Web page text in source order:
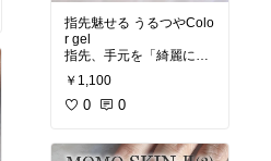
指先魅せる うるつやColo
r gel
指先、手元を「綺麗に魅
せてくれる」カラージェ
ルです。
細部までこだわった色の
￥1,100
0 0